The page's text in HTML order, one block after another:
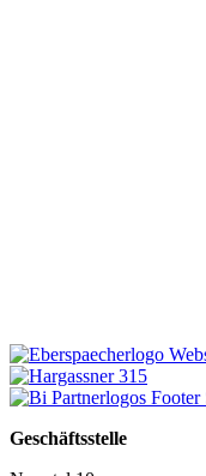
Geschäftsstelle